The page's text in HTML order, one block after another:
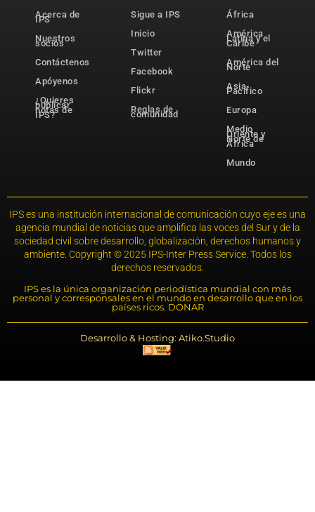
Acerca de
IPS
Nuestros
socios
Contáctenos
Apóyenos
¿Quieres
publicar
notas de
IPS?
Sigue a IPS
Inicio
Twitter
Facebook
Flickr
Reglas de
comunidad
África
América
Latina y el
Caribe
América del
Norte
Asia-
Pacífico
Europa
Medio
Oriente y
Norte de
África
Mundo
IPS es una institución internacional de comunicación cuyo eje es una
agencia mundial de noticias que amplifica las voces del Sur y de la
sociedad civil sobre desarrollo, globalización, derechos humanos y
ambiente. Copyright © 2025 IPS-Inter Press Service. Todos los
derechos reservados.
IPS es la única organización periodística mundial con más
personal y corresponsales en el mundo en desarrollo que en los
países ricos. DONAR
Desarrollo & Hosting: Atiko.Studio